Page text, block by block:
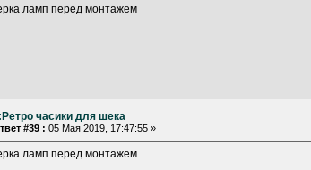
ламп перед монтажем
часики для шека
#39 : 05 Мая 2019, 17:47:55 »
ламп перед монтажем